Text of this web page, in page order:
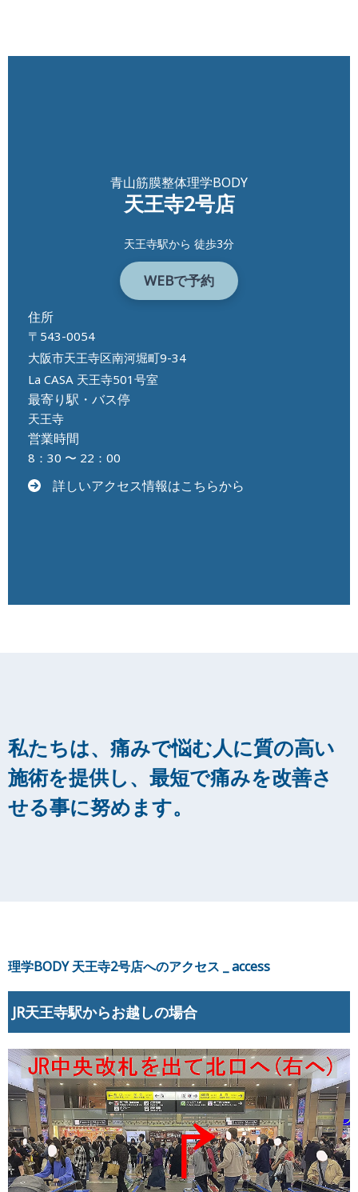
青山筋膜整体理学BODY
天王寺2号店
天王寺駅から 徒歩3分
WEBで予約
住所
〒543-0054
大阪市天王寺区南河堀町9-34
La CASA 天王寺501号室
最寄り駅・バス停
天王寺
営業時間
8：30 〜 22：00
詳しいアクセス情報はこちらから
私たちは、痛みで悩む人に質の高い
施術を提供し、最短で痛みを改善さ
せる事に努めます。
理学BODY天王寺2号店へのアクセス _ access
JR天王寺駅からお越しの場合